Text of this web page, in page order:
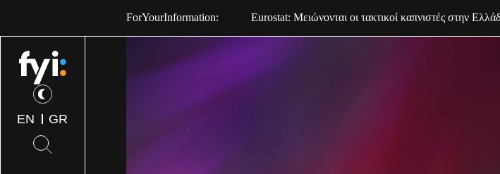
EN GR
ForYourInformation: Eurostat: Μειώνονται οι τακτικοί καπνιστές στην